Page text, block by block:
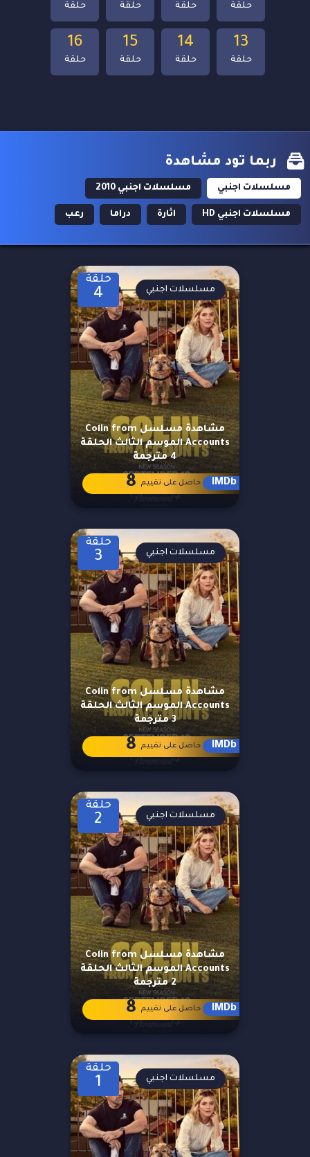
16
حلقة
15
حلقة
14
حلقة
13
حلقة
حلقة حلقة حلقة حلقة
ربما تود مشاهدة
مسلسلات اجنبي مسلسلات اجنبي 2010
مسلسلات اجنبي HD اثارة دراما رعب
حلقة
4
مشاهدة مسلسل Colin from
Accounts الموسم الثالث الحلقة
4 مترجمة
مسلسلات اجنبي
IMDb حاصل على تقييم 8
حلقة
3
مشاهدة مسلسل Colin from
Accounts الموسم الثالث الحلقة
3 مترجمة
مسلسلات اجنبي
IMDb حاصل على تقييم 8
حلقة
2
مشاهدة مسلسل Colin from
Accounts الموسم الثالث الحلقة
2 مترجمة
مسلسلات اجنبي
IMDb حاصل على تقييم 8
حلقة
1 مسلسلات اجنبي